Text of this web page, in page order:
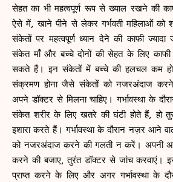
सेहत का भी महत्वपूर्ण रूप से ख्याल रखने की
ऐसे में, खाने पीने से लेकर गर्भवती महिलाओं को
संकेतों पर महत्वपूर्ण ध्यान देने की काफी
संकेत माँ और बच्चे दोनों की सेहत के लिए काफी
सकते हैं। इन संकेतों में बच्चे की हलचल कम
संक्रमण होना जैसे संकेतों को नजरअंदाज
अपने डॉक्टर से मिलना चाहिए। गर्भावस्था के
संकेत शरीर के लिए खतरे की घंटी होते हैं, हो
इशारा करते हैं। गर्भावस्था के दौरान नज़र आने
को नजरअंदाज करने की गलती न करें। अपनी
करने की बजाए, तुरंत डॉक्टर से जांच करवाएं।
प्राप्त करने के लिए और अगर गर्भावस्था के